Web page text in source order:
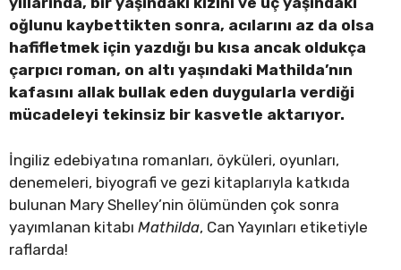
oğlunu kaybettikten sonra, acılarını az da olsa
hafifletmek için yazdığı bu kısa ancak oldukça
çarpıcı roman, on altı yaşındaki Mathilda’nın
kafasını allak bullak eden duygularla verdiği
mücadeleyi tekinsiz bir kasvetle aktarıyor.
İngiliz edebiyatına romanları, öyküleri, oyunları,
denemeleri, biyografi ve gezi kitaplarıyla katkıda
bulunan Mary Shelley’nin ölümünden çok sonra
yayımlanan kitabı Mathilda, Can Yayınları etiketiyle
raflarda!